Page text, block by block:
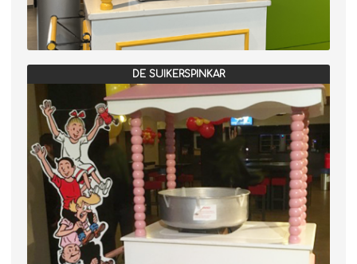
DE SUIKERSPINKAR